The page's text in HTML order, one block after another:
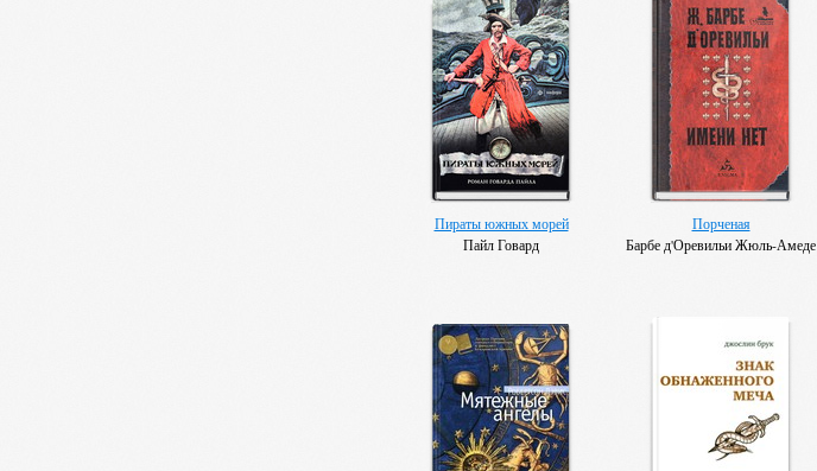
Пираты южных морей
Пайл Говард
Порченая
Барбе д'Оревильи Жюль-Амеде